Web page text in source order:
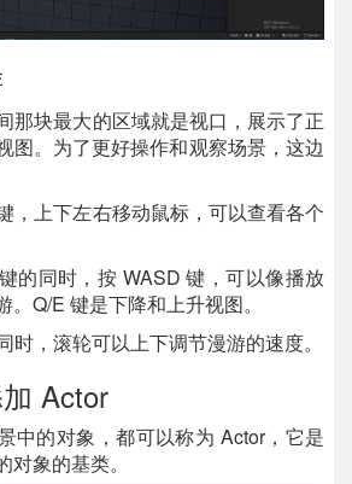
那块最大的区域就是视口，展示了正
图。为了更好操作和观察场景，这边
，上下左右移动鼠标，可以查看各个
的同时，按 WASD 键，可以像播放
Q/E 键是下降和上升视图。
时，滚轮可以上下调节漫游的速度。
Actor
中的对象，都可以称为 Actor，它是
象的基类。